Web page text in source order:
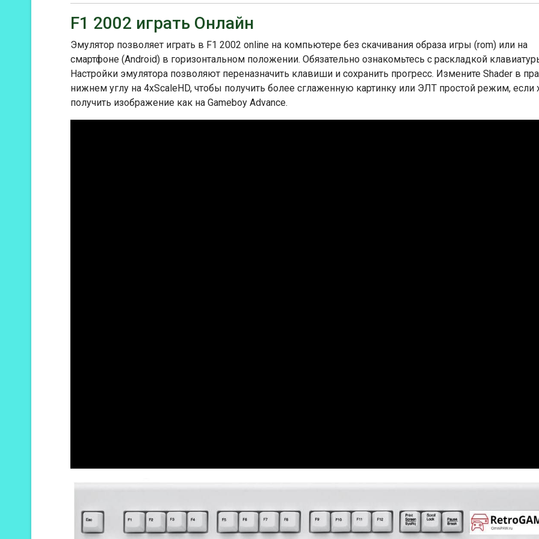
F1 2002 играть Онлайн
Эмулятор позволяет играть в F1 2002 online на компьютере без скачивания образа игры (rom) или на
смартфоне (Android) в горизонтальном положении. Обязательно ознакомьтесь с раскладкой
Настройки эмулятора позволяют переназначить клавиши и сохранить прогресс. Измените Shader в
нижнем углу на 4xScaleHD, чтобы получить более сглаженную картинку или ЭЛТ простой режим, если
получить изображение как на Gameboy Advance.